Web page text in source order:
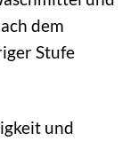
dem
Stufe
und